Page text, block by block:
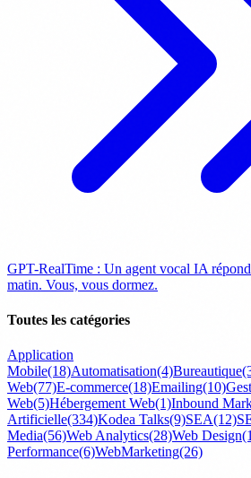
GPT-RealTime : Un agent vocal IA
matin. Vous, vous dormez.
Toutes les catégories
Application
Mobile(18)Automatisation(4)Bureautique
Web(77)E-commerce(18)Emailing(10)
Web(5)Hébergement Web(1)Inbound
Artificielle(334)Kodea Talks(9)SEA(12)
Media(56)Web Analytics(28)Web Design
Performance(6)WebMarketing(26)